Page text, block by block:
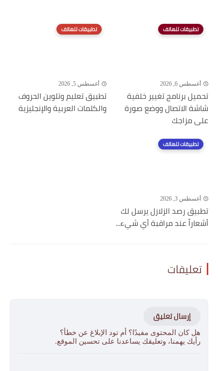
تطبيقات للهاتف
أغسطس 6, 2026
تحميل برنامج تغيير خلفية
شاشة الاتصال ووضع صورة
على مزاجك
تطبيقات للهاتف
أغسطس 5, 2026
تطبيق تعليم وتلوين الحروف
والكلمات العربية والإنجليزية
تطبيقات للهاتف
أغسطس 3, 2026
تطبيق رصد الزلازل يرسل لك
أشعاراً عند مراقبة أي شيء...
تعليقات
إرسال تعليق
هل كان المحتوى مفيدًا؟ أم تود الإبلاغ عن خطأ؟
رأيك يهمنا، وتعليقك يساعدنا على تحسين الموقع.